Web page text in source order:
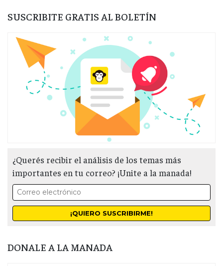
SUSCRIBITE GRATIS AL BOLETÍN
¿Querés recibir el análisis de los temas más
importantes en tu correo? ¡Unite a la manada!
DONALE A LA MANADA